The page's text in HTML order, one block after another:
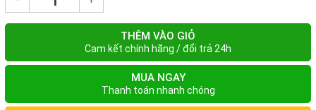
THÊM VÀO GIỎ
Cam kết chính hãng / đổi trả 24h
MUA NGAY
Thanh toán nhanh chóng